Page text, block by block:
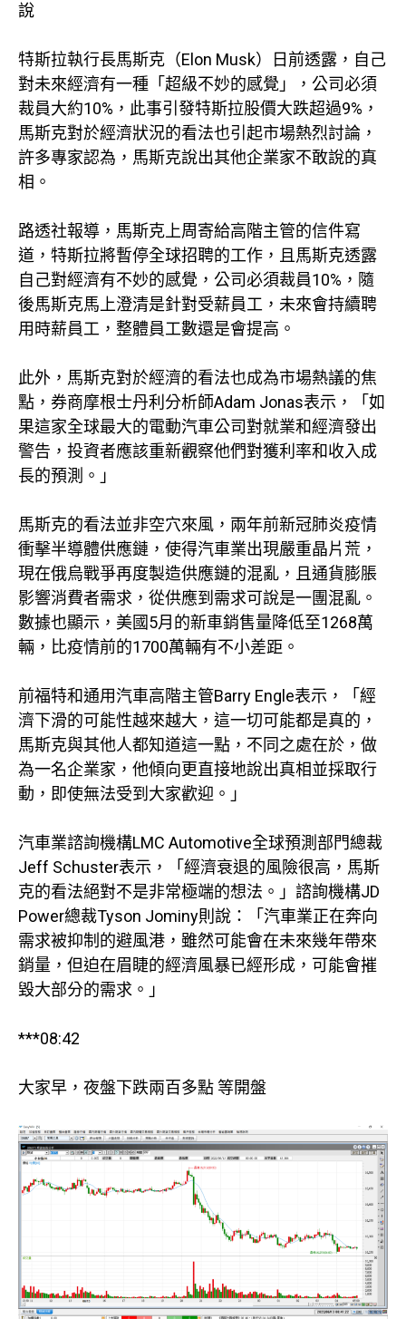
說
特斯拉執行長馬斯克（Elon Musk）日前透露，自己
對未來經濟有一種「超級不妙的感覺」，公司必須
裁員大約10%，此事引發特斯拉股價大跌超過9%，
馬斯克對於經濟狀況的看法也引起市場熱烈討論，
許多專家認為，馬斯克說出其他企業家不敢說的真
相。
路透社報導，馬斯克上周寄給高階主管的信件寫
道，特斯拉將暫停全球招聘的工作，且馬斯克透露
自己對經濟有不妙的感覺，公司必須裁員10%，隨
後馬斯克馬上澄清是針對受薪員工，未來會持續聘
用時薪員工，整體員工數還是會提高。
此外，馬斯克對於經濟的看法也成為市場熱議的焦
點，券商摩根士丹利分析師Adam Jonas表示，「如
果這家全球最大的電動汽車公司對就業和經濟發出
警告，投資者應該重新觀察他們對獲利率和收入成
長的預測。」
馬斯克的看法並非空穴來風，兩年前新冠肺炎疫情
衝擊半導體供應鏈，使得汽車業出現嚴重晶片荒，
現在俄烏戰爭再度製造供應鏈的混亂，且通貨膨脹
影響消費者需求，從供應到需求可說是一團混亂。
數據也顯示，美國5月的新車銷售量降低至1268萬
輛，比疫情前的1700萬輛有不小差距。
前福特和通用汽車高階主管Barry Engle表示，「經
濟下滑的可能性越來越大，這一切可能都是真的，
馬斯克與其他人都知道這一點，不同之處在於，做
為一名企業家，他傾向更直接地說出真相並採取行
動，即使無法受到大家歡迎。」
汽車業諮詢機構LMC Automotive全球預測部門總裁
Jeff Schuster表示，「經濟衰退的風險很高，馬斯
克的看法絕對不是非常極端的想法。」諮詢機構JD
Power總裁Tyson Jominy則說：「汽車業正在奔向
需求被抑制的避風港，雖然可能會在未來幾年帶來
銷量，但迫在眉睫的經濟風暴已經形成，可能會摧
毀大部分的需求。」
***08:42
大家早，夜盤下跌兩百多點 等開盤